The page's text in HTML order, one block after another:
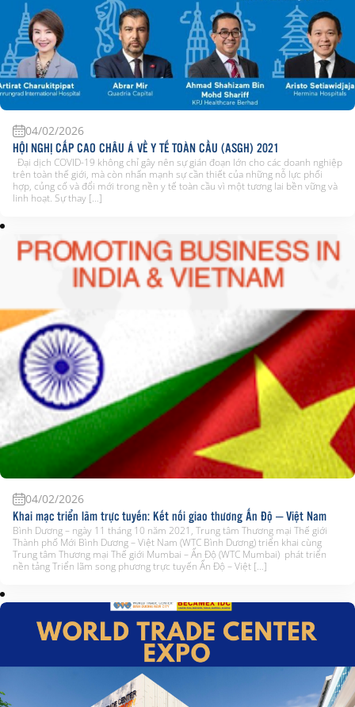
04/02/2026
HỘI NGHỊ CẤP CAO CHÂU Á VỀ Y TẾ TOÀN CẦU (ASGH) 2021
Đại dịch COVID-19 không chỉ gây nên sự gián đoạn lớn cho các doanh nghiệp
trên toàn thế giới, mà còn nhấn mạnh sự cần thiết của những nỗ lực phối
hợp, củng cố và đổi mới trong nền y tế toàn cầu vì một tương lai bền vững và
linh hoạt. Sự thay […]
04/02/2026
Khai mạc triển lãm trực tuyến: Kết nối giao thương Ấn Độ – Việt Nam
Bình Dương – ngày 11 tháng 10 năm 2021, Trung tâm Thương mại Thế giới
Thành phố Mới Bình Dương – Việt Nam (WTC Bình Dương) triển khai cùng
Trung tâm Thương mại Thế giới Mumbai – Ấn Độ (WTC Mumbai) phát triển
nền tảng Triển lãm song phương trực tuyến Ấn Độ – Việt […]